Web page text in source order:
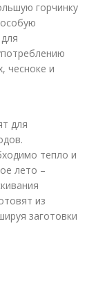
горчинку
чесноке и
для
тепло и
лето –
из
заготовки